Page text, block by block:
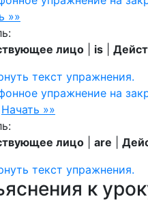
»»
лицо is
текст упражнения.
упражнение на
Начать »»
лицо are
текст упражнения.
к